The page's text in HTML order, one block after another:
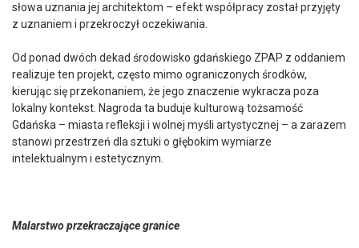
słowa uznania jej architektom – efekt współpracy został przyjęty
z uznaniem i przekroczył oczekiwania.
Od ponad dwóch dekad środowisko gdańskiego ZPAP z oddaniem
realizuje ten projekt, często mimo ograniczonych środków,
kierując się przekonaniem, że jego znaczenie wykracza poza
lokalny kontekst. Nagroda ta buduje kulturową tożsamość
Gdańska – miasta refleksji i wolnej myśli artystycznej – a zarazem
stanowi przestrzeń dla sztuki o głębokim wymiarze
intelektualnym i estetycznym.
Malarstwo przekraczające granice